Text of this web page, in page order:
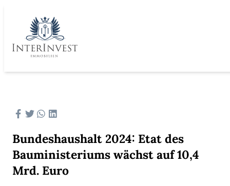
Bundeshaushalt 2024: Etat des
Bauministeriums wächst auf 10,4
Mrd. Euro